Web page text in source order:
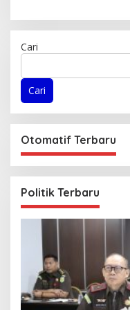
Cari
Cari
Otomatif Terbaru
Politik Terbaru